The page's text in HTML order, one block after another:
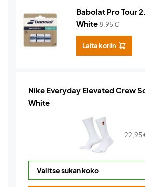
Babolat Pro Tour
White 8,95€
Laita koriin
Nike Everyday Elevated Crew
White
22,95